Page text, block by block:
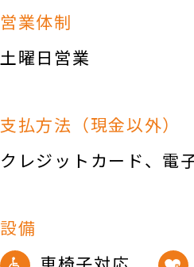
営業体制
土曜日営業
支払方法（現金以外）
クレジットカード
電
設備